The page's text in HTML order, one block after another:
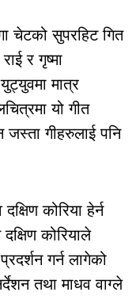
चेटको सुपरहिट गित
र गृष्मा
मात्र
यो गीत
गीहरुलाई पनि
कोरिया हेर्न
कोरियाले
गर्न लागेको
तथा माधव वाग्ले